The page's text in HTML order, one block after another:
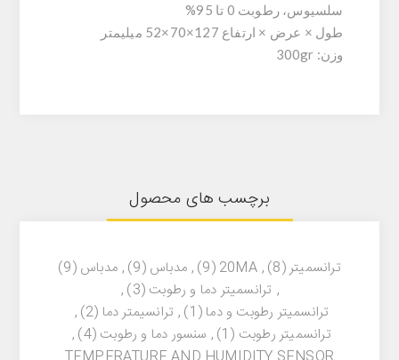
سلسیوس، رطوبت 0 تا 95%
طول × عرض × ارتفاع 127×70×52 میلیمتر
وزن: 300gr
برچسب های محصول
ترانسمیتر (8)
,
20MA
(9)
, مدباس (9)
, مدباس (9)
, ترانسمیتر دما و رطوبت (3)
,
ترانسمیتر رطوبت و دما (1)
, ترانسیمتر دما (2)
,
ترانسمیتر رطوبت (1)
, سنسور دما و رطوبت (4)
,